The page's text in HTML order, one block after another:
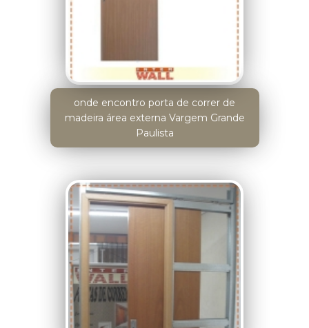
onde encontro porta de correr de
madeira área externa Vargem Grande
Paulista